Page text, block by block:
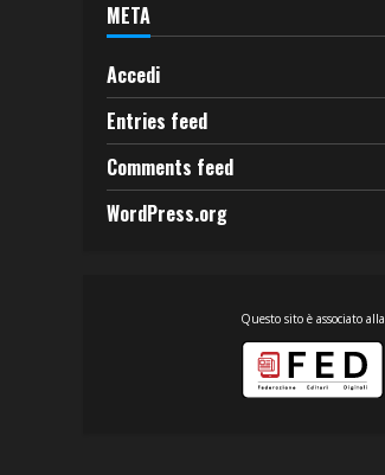
META
Accedi
Entries feed
Comments feed
WordPress.org
Questo sito è associato alla